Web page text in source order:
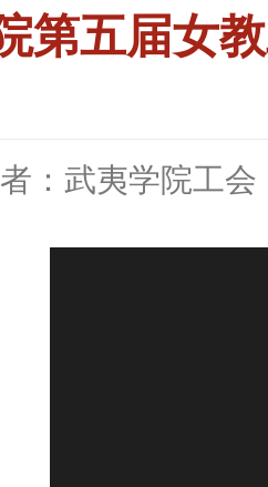
第五届女
：武夷学院工会